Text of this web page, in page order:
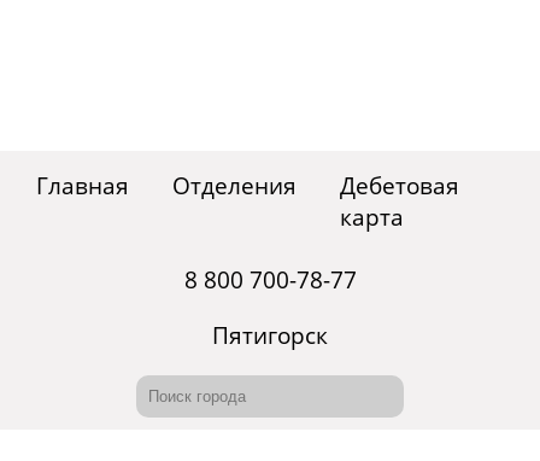
Главная Отделения
Дебетовая
карта
8 800 700-78-77
Пятигорск